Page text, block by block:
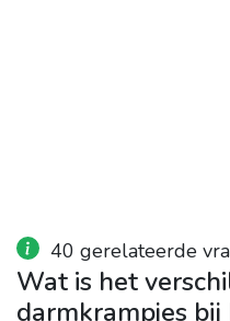
40 gerelateerde
Wat is het
darmkrampjes bij